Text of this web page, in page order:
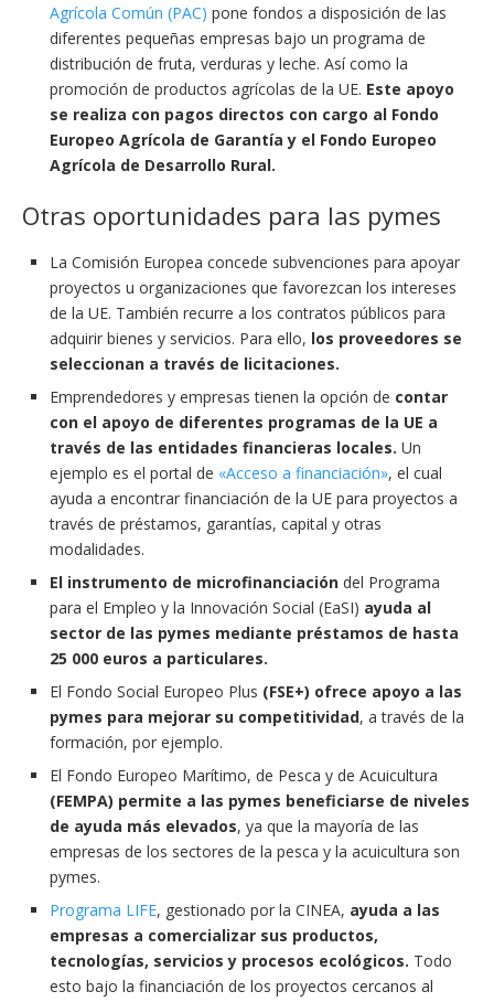
Agrícola Común (PAC) pone fondos a disposición de las
diferentes pequeñas empresas bajo un programa de
distribución de fruta, verduras y leche. Así como la
promoción de productos agrícolas de la UE. Este apoyo
se realiza con pagos directos con cargo al Fondo
Europeo Agrícola de Garantía y el Fondo Europeo
Agrícola de Desarrollo Rural.
Otras oportunidades para las pymes
La Comisión Europea concede subvenciones para apoyar
proyectos u organizaciones que favorezcan los intereses
de la UE. También recurre a los contratos públicos para
adquirir bienes y servicios. Para ello, los proveedores se
seleccionan a través de licitaciones.
Emprendedores y empresas tienen la opción de contar
con el apoyo de diferentes programas de la UE a
través de las entidades financieras locales. Un
ejemplo es el portal de «Acceso a financiación», el cual
ayuda a encontrar financiación de la UE para proyectos a
través de préstamos, garantías, capital y otras
modalidades.
El instrumento de microfinanciación del Programa
para el Empleo y la Innovación Social (EaSI) ayuda al
sector de las pymes mediante préstamos de hasta
25 000 euros a particulares.
El Fondo Social Europeo Plus (FSE+) ofrece apoyo a las
pymes para mejorar su competitividad, a través de la
formación, por ejemplo.
El Fondo Europeo Marítimo, de Pesca y de Acuicultura
(FEMPA) permite a las pymes beneficiarse de niveles
de ayuda más elevados, ya que la mayoría de las
empresas de los sectores de la pesca y la acuicultura son
pymes.
Programa LIFE, gestionado por la CINEA, ayuda a las
empresas a comercializar sus productos,
tecnologías, servicios y procesos ecológicos. Todo
esto bajo la financiación de los proyectos cercanos al